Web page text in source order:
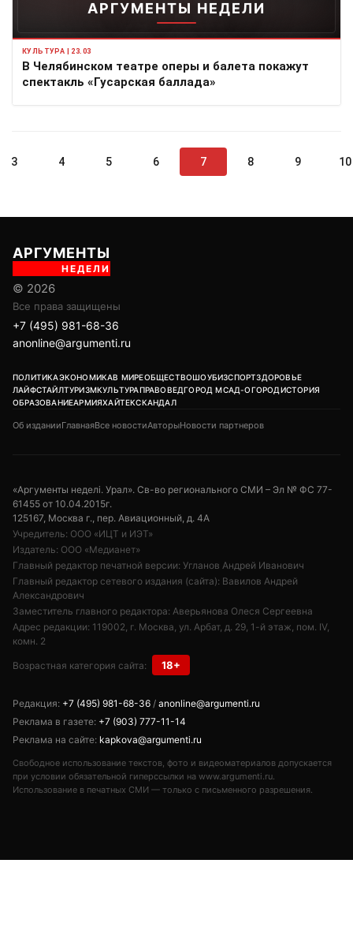
АРГУМЕНТЫ НЕДЕЛИ
КУЛЬТУРА | 23.03
В Челябинском театре оперы и балета покажут
спектакль «Гусарская баллада»
3 4 5 6 7 8 9 10
АРГУМЕНТЫ
НЕДЕЛИ
© 2026
Все права защищены
+7 (495) 981-68-36
anonline@argumenti.ru
ПОЛИТИКАЭКОНОМИКАВ МИРЕОБЩЕСТВОШОУБИЗСПОРТЗДОРОВЬЕ
ЛАЙФСТАЙЛТУРИЗМКУЛЬТУРАПРАВОВЕДГОРОД МСАД-ОГОРОДИСТОРИЯ
ОБРАЗОВАНИЕАРМИЯХАЙТЕКСКАНДАЛ
Об изданииГлавнаяВсе новостиАвторыНовости партнеров
«Аргументы неделi. Урал». Св-во регионального СМИ – Эл № ФС 77-
61455 от 10.04.2015г.
125167, Москва г., пер. Авиационный, д. 4А
Учредитель: ООО «ИЦТ и ИЭТ»
Издатель: ООО «Медианет»
Главный редактор печатной версии: Угланов Андрей Иванович
Главный редактор сетевого издания (сайта): Вавилов Андрей
Александрович
Заместитель главного редактора: Аверьянова Олеся Сергеевна
Адрес редакции: 119002, г. Москва, ул. Арбат, д. 29, 1-й этаж, пом. IV,
комн. 2
Возрастная категория сайта: 18+
Редакция: +7 (495) 981-68-36 / anonline@argumenti.ru
Реклама в газете: +7 (903) 777-11-14
Реклама на сайте: kapkova@argumenti.ru
Свободное использование текстов, фото и видеоматериалов допускается
при условии обязательной гиперссылки на www.argumenti.ru.
Использование в печатных СМИ — только с письменного разрешения.